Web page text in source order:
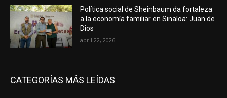
Política social de Sheinbaum da fortaleza
a la economía familiar en Sinaloa: Juan de
Dios
abril 22, 2026
CATEGORÍAS MÁS LEÍDAS